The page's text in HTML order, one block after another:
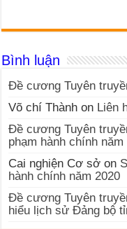
Bình luận
Đề cương Tuyên
Võ chí Thành on Liên
Đề cương Tuyên
phạm hành chính năm
Cai nghiện Cơ sở on
hành chính năm 2020
Đề cương Tuyên
hiểu lịch sử Đảng bộ